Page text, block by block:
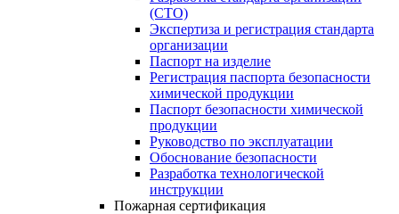
(СТО)
Экспертиза и регистрация стандарта
организации
Паспорт на изделие
Регистрация паспорта безопасности
химической продукции
Паспорт безопасности химической
продукции
Руководство по эксплуатации
Обоснование безопасности
Разработка технологической
инструкции
Пожарная сертификация